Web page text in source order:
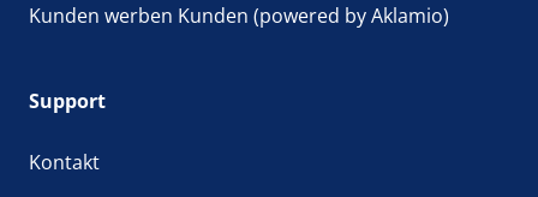
Kunden werben Kunden (powered by Aklamio)
Support
Kontakt